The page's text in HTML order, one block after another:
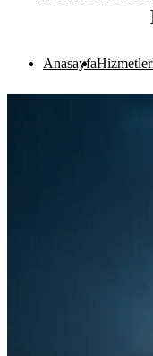
Anasayfa